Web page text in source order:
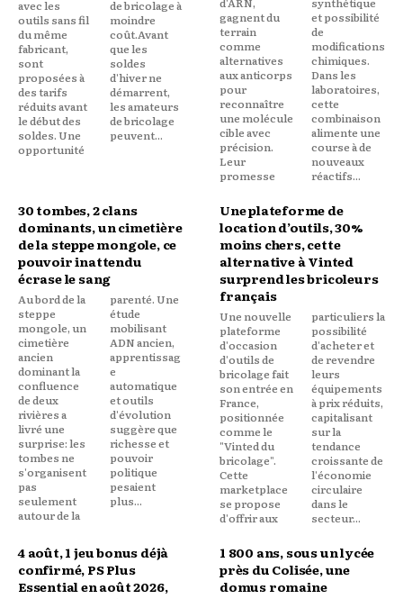
avec les
outils sans fil
du même
fabricant,
sont
proposées à
des tarifs
réduits avant
le début des
soldes. Une
opportunité
de bricolage à
moindre
coût.Avant
que les
soldes
d'hiver ne
démarrent,
les amateurs
de bricolage
peuvent...
gagnent du
terrain
comme
alternatives
aux anticorps
pour
reconnaître
une molécule
cible avec
précision.
Leur
promesse
et possibilité
de
modifications
chimiques.
Dans les
laboratoires,
cette
combinaison
alimente une
course à de
nouveaux
réactifs...
30 tombes, 2 clans
dominants, un cimetière
de la steppe mongole, ce
pouvoir inattendu
écrase le sang
Au bord de la
steppe
mongole, un
cimetière
ancien
dominant la
confluence
de deux
rivières a
livré une
surprise: les
tombes ne
s'organisent
pas
seulement
autour de la
parenté. Une
étude
mobilisant
ADN ancien,
apprentissag
e
automatique
et outils
d'évolution
suggère que
richesse et
pouvoir
politique
pesaient
plus...
Une plateforme de
location d’outils, 30%
moins chers, cette
alternative à Vinted
surprend les bricoleurs
français
Une nouvelle
plateforme
d'occasion
d'outils de
bricolage fait
son entrée en
France,
positionnée
comme le
"Vinted du
bricolage".
Cette
marketplace
se propose
d'offrir aux
particuliers la
possibilité
d'acheter et
de revendre
leurs
équipements
à prix réduits,
capitalisant
sur la
tendance
croissante de
l'économie
circulaire
dans le
secteur...
4 août, 1 jeu bonus déjà
confirmé, PS Plus
Essential en août 2026,
1 800 ans, sous un lycée
près du Colisée, une
domus romaine